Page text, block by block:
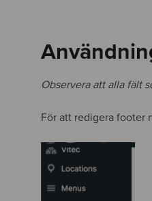
Observera att alla fält
För att redigera footer